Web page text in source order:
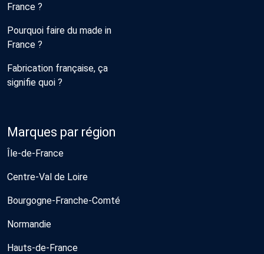
France ?
Pourquoi faire du made in
France ?
Fabrication française, ça
signifie quoi ?
Marques par région
Île-de-France
Centre-Val de Loire
Bourgogne-Franche-Comté
Normandie
Hauts-de-France